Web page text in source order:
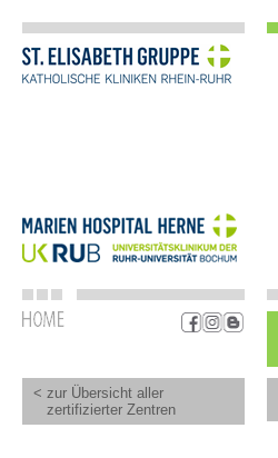
< zur Übersicht aller
zertifizierter Zentren